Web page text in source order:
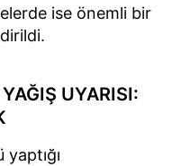
ise önemli bir
UYARISI: